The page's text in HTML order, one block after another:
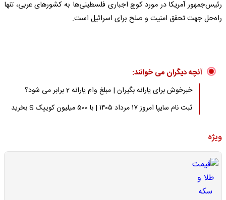
رئیس‌جمهور آمریکا در مورد کوچ اجباری فلسطینی‌ها به کشورهای عربی، تنها
راه‌حل جهت تحقق امنیت و صلح برای اسرائیل است.
آنچه دیگران می خوانند:
خبرخوش برای یارانه بگیران | مبلغ وام یارانه 2 برابر می شود؟
ثبت نام سایپا امروز ۱۷ مرداد ۱۴۰۵ | با ۵۰۰ میلیون کوییک S بخرید
ویژه